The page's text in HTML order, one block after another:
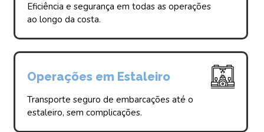
Eficiência e segurança em todas as operações
ao longo da costa.
Operações em Estaleiro
Transporte seguro de embarcações até o
estaleiro, sem complicações.